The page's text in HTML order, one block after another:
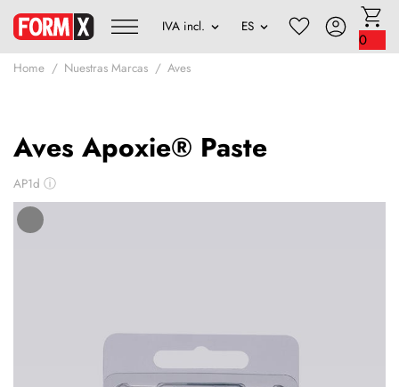
0
Home Nuestras Marcas Aves
Aves Apoxie® Paste
AP1d ⓘ